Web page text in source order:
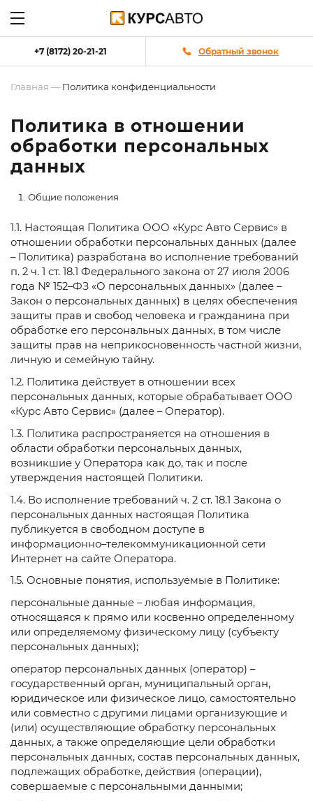
+7 (8172) 20-21-21 Обратный звонок
Главная — Политика конфиденциальности
Политика в отношении
обработки персональных
данных
Общие положения
1.1. Настоящая Политика ООО «Курс Авто Сервис» в
отношении обработки персональных данных (далее
– Политика) разработана во исполнение требований
п. 2 ч. 1 ст. 18.1 Федерального закона от 27 июля 2006
года № 152–ФЗ «О персональных данных» (далее –
Закон о персональных данных) в целях обеспечения
защиты прав и свобод человека и гражданина при
обработке его персональных данных, в том числе
защиты прав на неприкосновенность частной жизни,
личную и семейную тайну.
1.2. Политика действует в отношении всех
персональных данных, которые обрабатывает ООО
«Курс Авто Сервис» (далее – Оператор).
1.3. Политика распространяется на отношения в
области обработки персональных данных,
возникшие у Оператора как до, так и после
утверждения настоящей Политики.
1.4. Во исполнение требований ч. 2 ст. 18.1 Закона о
персональных данных настоящая Политика
публикуется в свободном доступе в
информационно–телекоммуникационной сети
Интернет на сайте Оператора.
1.5. Основные понятия, используемые в Политике:
персональные данные – любая информация,
относящаяся к прямо или косвенно определенному
или определяемому физическому лицу (субъекту
персональных данных);
оператор персональных данных (оператор) –
государственный орган, муниципальный орган,
юридическое или физическое лицо, самостоятельно
или совместно с другими лицами организующие и
(или) осуществляющие обработку персональных
данных, а также определяющие цели обработки
персональных данных, состав персональных данных,
подлежащих обработке, действия (операции),
совершаемые с персональными данными;